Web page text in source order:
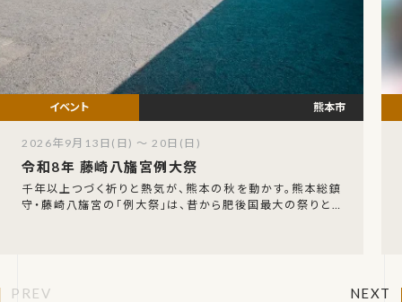
令和8年 藤崎八旛宮例大祭
千年以上つづく祈りと熱気が、熊本の秋を動かす。熊本総鎮
守・藤崎八旛宮の「例大祭」は、昔から肥後国最大の祭りとし
熊本市
2026年9月13日(日) ～ 20日(日)
PREV NEXT